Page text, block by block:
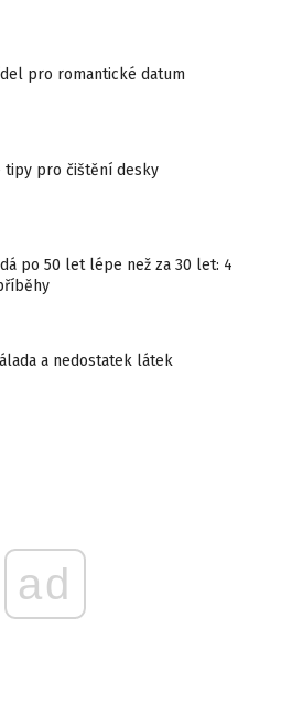
pro romantické datum
tipy pro čištění desky
po 50 let lépe než za 30 let: 4
a nedostatek látek
ad